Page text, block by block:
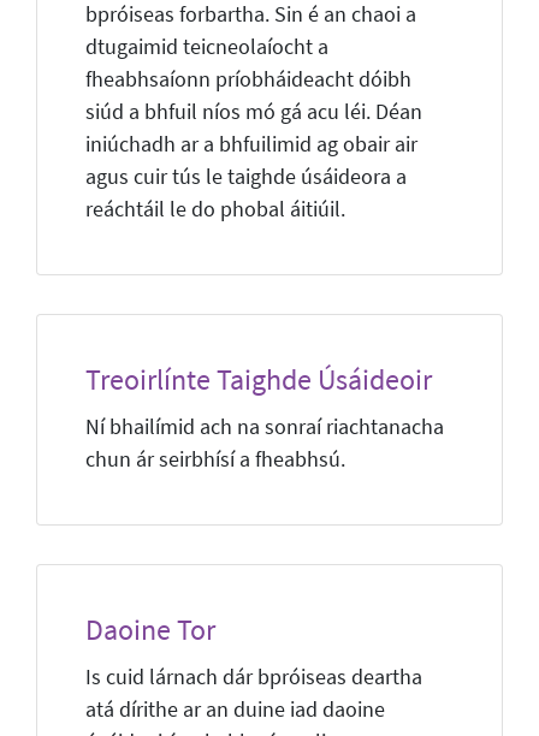
bpróiseas forbartha. Sin é an chaoi a
dtugaimid teicneolaíocht a
fheabhsaíonn príobháideacht dóibh
siúd a bhfuil níos mó gá acu léi. Déan
iniúchadh ar a bhfuilimid ag obair air
agus cuir tús le taighde úsáideora a
reáchtáil le do phobal áitiúil.
Treoirlínte Taighde Úsáideoir
Ní bhailímid ach na sonraí riachtanacha
chun ár seirbhísí a fheabhsú.
Daoine Tor
Is cuid lárnach dár bpróiseas deartha
atá dírithe ar an duine iad daoine